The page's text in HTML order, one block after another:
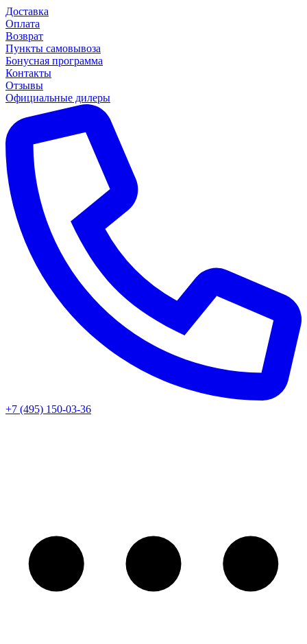
Доставка
Оплата
Возврат
Пункты самовывоза
Бонусная программа
Контакты
Отзывы
Официальные дилеры
+7 (495) 150-03-36